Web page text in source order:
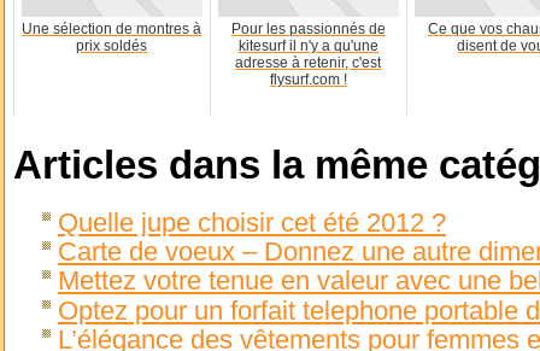
Une sélection de montres à
prix soldés
Pour les passionnés de
kitesurf il n'y a qu'une
adresse à retenir, c'est
flysurf.com !
Ce que vos
disent de
Articles dans la même
Quelle jupe choisir cet été 2012 ?
Carte de voeux – Donnez une autre
Mettez votre tenue en valeur avec une
Optez pour un forfait telephone portable
L’élégance des vêtements pour femmes